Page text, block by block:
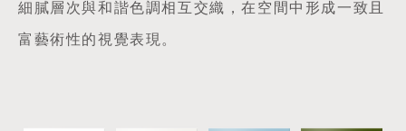
細膩層次與和諧色調相互交織，在空間中形成一致且
富藝術性的視覺表現。